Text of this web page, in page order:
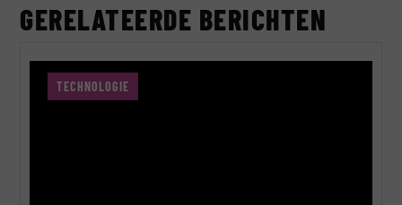
GERELATEERDE BERICHTEN
TECHNOLOGIE